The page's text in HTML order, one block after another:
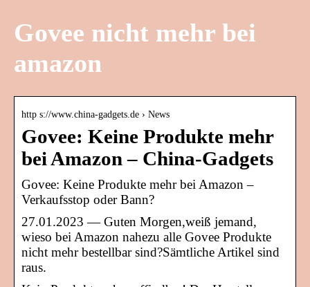
Govee nicht mehr bei
amazon
http s://www.china-gadgets.de › News
Govee: Keine Produkte mehr
bei Amazon – China-Gadgets
Govee: Keine Produkte mehr bei Amazon –
Verkaufsstop oder Bann?
27.01.2023 — Guten Morgen,weiß jemand,
wieso bei Amazon nahezu alle Govee Produkte
nicht mehr bestellbar sind?Sämtliche Artikel sind
raus.